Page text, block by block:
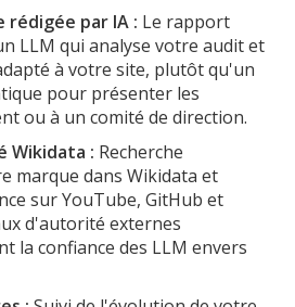
rédigée par IA : Le rapport
LLM qui analyse votre audit et
à votre site, plutôt qu'un
pour présenter les
ou à un comité de direction.
Wikidata : Recherche
marque dans Wikidata et
sur YouTube, GitHub et
d'autorité externes
la confiance des LLM envers